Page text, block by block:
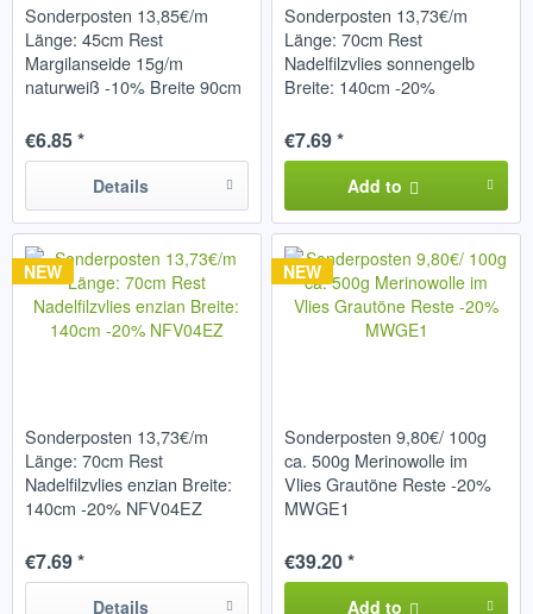
Sonderposten 13,85€/m
Länge: 45cm Rest
Margilanseide 15g/m
naturweiß -10% Breite 90cm
€6.85 *
Details
Sonderposten 13,73€/m
Länge: 70cm Rest
Nadelfilzvlies sonnengelb
Breite: 140cm -20%
€7.69 *
Add to
NEW
Sonderposten 13,73€/m
Länge: 70cm Rest
Nadelfilzvlies enzian Breite:
140cm -20% NFV04EZ
€7.69 *
Details
NEW
Sonderposten 9,80€/ 100g
ca. 500g Merinowolle im
Vlies Grautöne Reste -20%
MWGE1
€39.20 *
Add to